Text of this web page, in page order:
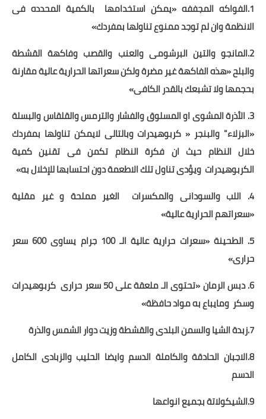
1.الفواكه المجففه «يمكن استخدامها
بالكمية المحدده فى
الانظمة وان لم توجد ممنوع تناولها بمفردك»
2.المانجو والتين البرشومى والعنب والقصب وفاكهة القشطة
والبلح «هذه الفاكهة غير مضرة ولكن سعراتها الحرارية عالية مقارنة
بحجمها ولا تشبعك بالقدر الكافى»
3. الأذرة المشوى او المسلوق والفشار والترمس والقلقاس والبسلة
«البزلاء" والبنجر « كربوهيدرات وبالتالى لايمكن تناولها بمفردك
خلال النظام حيث ان فكرة النظام تكمن فى تقنين كمية
الكربوهيدرات ويؤدى تناول تلك الاطعمة دون احتسابها للإخلال به»
4. اللب والسودانى والمكسرات
الغير مملحة و غير مقلية
«سعراتهم الحرارية عالية»
5. الطحينة «سعرات حرارية عالية الـ 100 جرام يساوى 600 سعر
حرارى»
6. دبس الرمان «تحتوى الـ ملعقة على 50 سعر حرارى
كربوهيدرات
وسكر ومايباع به مواد حافظة»
7.زبدة الشيا والسمن البلدى والقشطة وزيت دوار الشمس والذرة
8.الاجبان الحادقة والكاملة الدسم وايضا الحليب والزبادى الكامل
الدسم
9.الشيكولاتة بجميع انواعها